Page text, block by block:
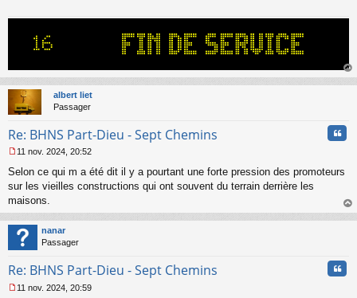
au
albert liet
Passager
Re: BHNS Part-Dieu - Sept Chemins
e
s
s
g
e
n
n
u
11 nov. 2024, 20:52
Selon ce qui m a été dit il y a pourtant une forte pression des promoteurs
sur les vieilles constructions qui ont souvent du terrain derrière les
maisons.
au
nanar
Passager
Re: BHNS Part-Dieu - Sept Chemins
11 nov. 2024, 20:59